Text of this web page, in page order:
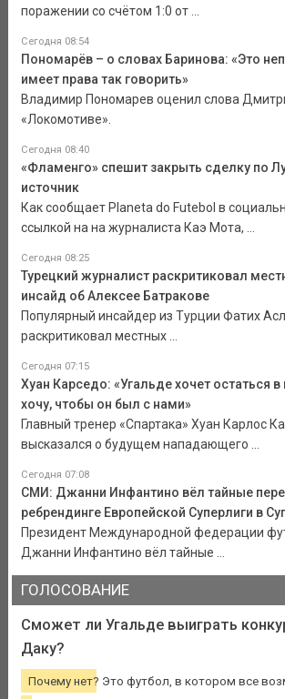
поражении со счётом 1:0 от ...
Сегодня 08:54
Пономарёв – о словах Баринова: «Это
имеет права так говорить»
Владимир Пономарев оценил слова
«Локомотиве».
Сегодня 08:40
«Фламенго» спешит закрыть сделку по
источник
Как сообщает Planeta do Futebol в
ссылкой на на журналиста Каэ Мота, ...
Сегодня 08:25
Турецкий журналист раскритиковал
инсайд об Алексее Батракове
Популярный инсайдер из Турции Фатих
раскритиковал местных ...
Сегодня 07:15
Хуан Карседо: «Угальде хочет остаться
хочу, чтобы он был с нами»
Главный тренер «Спартака» Хуан Карлос
высказался о будущем нападающего ...
Сегодня 07:08
СМИ: Джанни Инфантино вёл тайные
ребрендинге Европейской Суперлиги в
Президент Международной федерации
Джанни Инфантино вёл тайные ...
ГОЛОСОВАНИЕ
Сможет ли Угальде выиграть
Даку?
Почему нет? Это футбол, в котором все